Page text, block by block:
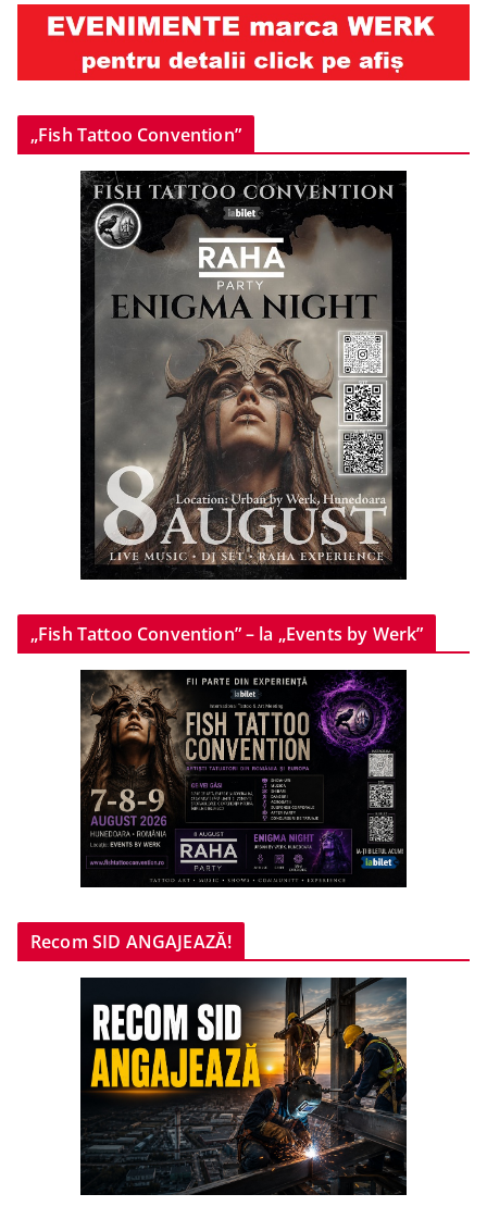
„Fish Tattoo Convention”
„Fish Tattoo Convention” – la „Events by Werk”
Recom SID ANGAJEAZĂ!